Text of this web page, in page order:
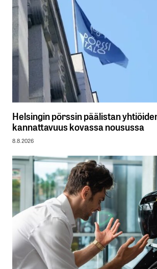
Helsingin pörssin päälistan
kannattavuus kovassa nousussa
8.8.2026